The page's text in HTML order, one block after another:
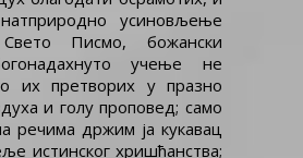
усиновљење
Писмо, божански
учење не
их претворих у празно
и голу проповед; само
речима држим ја кукавац
истинског хришћанства;